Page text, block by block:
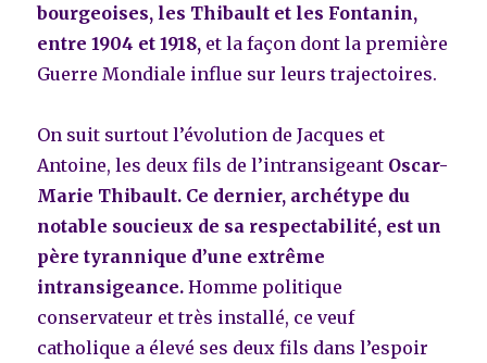
bourgeoises, les Thibault et les Fontanin,
entre 1904 et 1918, et la façon dont la première
Guerre Mondiale influe sur leurs trajectoires.
On suit surtout l’évolution de Jacques et
Antoine, les deux fils de l’intransigeant Oscar-
Marie Thibault. Ce dernier, archétype du
notable soucieux de sa respectabilité, est un
père tyrannique d’une extrême
intransigeance. Homme politique
conservateur et très installé, ce veuf
catholique a élevé ses deux fils dans l’espoir